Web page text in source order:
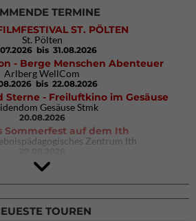
TERMINE
ST. PÖLTEN
St. Pölten
bis 31.08.2026
- Berge Menschen Abenteuer
Arlberg WellCom
bis 22.08.2026
Sterne - Freiluftkino im Gesäuse
Gesäuse Stmk
20.08.2026
Sommerfest auf dem Ith
Zentrum Ith
4Blocs KIDS 2026
München Süd (Thalkirchen)
26.09.2026
TOUREN